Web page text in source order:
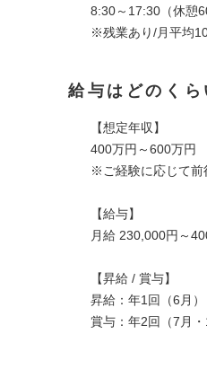
8:30～17:30（休憩
※残業あり/月平均
給与はどのく
【想定年収】
400万円～600万円
※ご経験に応じて前
【給与】
月給 230,000円～
【昇給 / 賞与】
昇給：年1回（6月）
賞与：年2回（7月